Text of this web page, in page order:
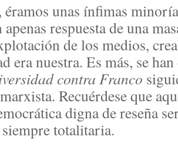
éramos unas ínfimas
respuesta de una
de los medios,
era nuestra. Es más, se
contra Franco
Recuérdese que
digna de reseña
totalitaria.